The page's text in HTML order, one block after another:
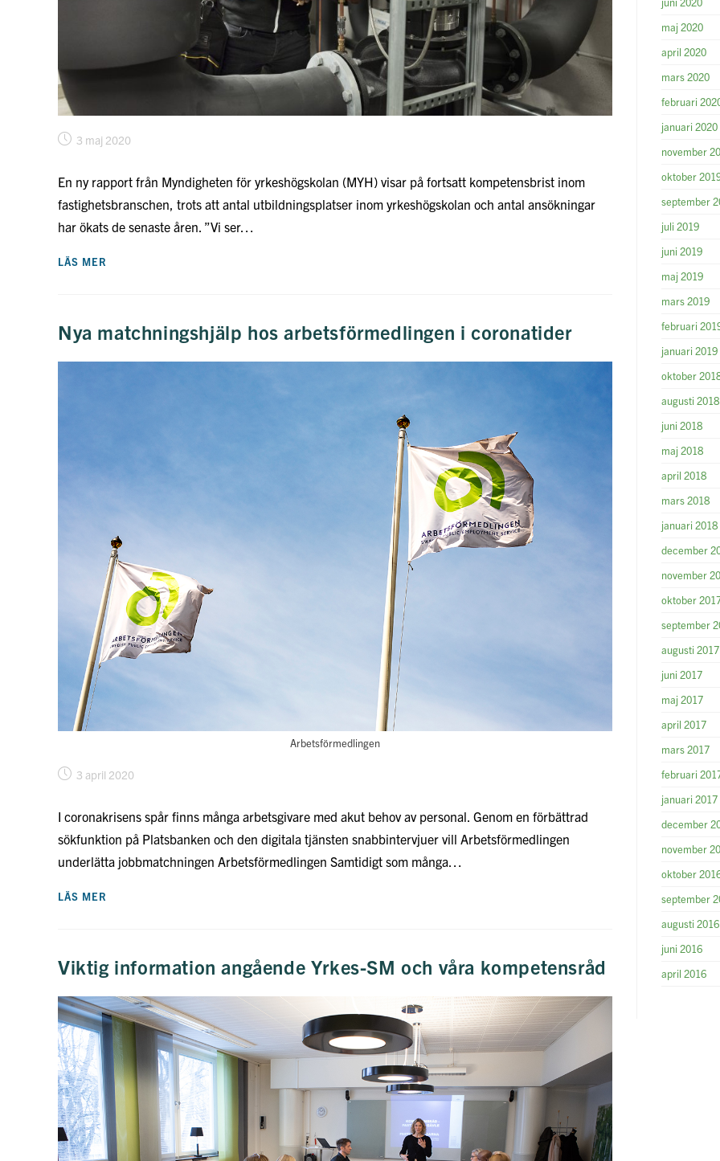
Inlägget3 maj 2020
En ny rapport från Myndigheten för yrkeshögskolan (MYH) visar på fortsatt kompetensbrist inom
fastighetsbranschen, trots att antal utbildningsplatser inom yrkeshögskolan och antal ansökningar
har ökats de senaste åren. ”Vi ser…
LÄS MER
ATT
FLER
SIG
Nya matchningshjälp hos arbetsförmedlingen i coronatider
Arbetsförmedlingen
Inlägget3 april 2020
I coronakrisens spår finns många arbetsgivare med akut behov av personal. Genom en förbättrad
sökfunktion på Platsbanken och den digitala tjänsten snabbintervjuer vill Arbetsförmedlingen
underlätta jobbmatchningen Arbetsförmedlingen Samtidigt som många…
LÄS MER
Viktig information angående Yrkes-SM och våra kompetensråd
maj 2020
april 2020
mars 2020
februari
januari 2020
november
oktober
september
juli 2019
juni 2019
maj 2019
mars 2019
februari
januari 2019
oktober
augusti 2018
juni 2018
maj 2018
april 2018
mars 2018
januari 2018
december
november
oktober
september
augusti 2017
juni 2017
maj 2017
april 2017
mars 2017
februari
januari 2017
december
november
oktober
september
augusti 2016
juni 2016
april 2016